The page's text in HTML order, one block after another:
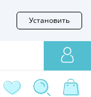
Установить